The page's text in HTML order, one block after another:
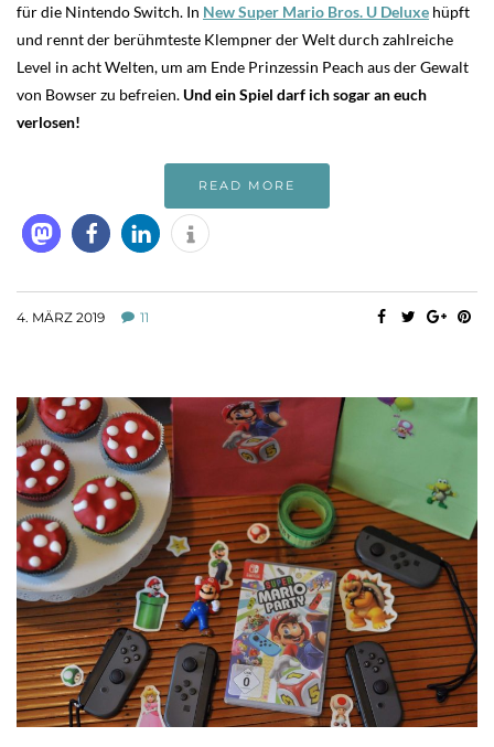
für die Nintendo Switch. In New Super Mario Bros. U Deluxe hüpft
und rennt der berühmteste Klempner der Welt durch zahlreiche
Level in acht Welten, um am Ende Prinzessin Peach aus der Gewalt
von Bowser zu befreien.Und ein Spiel darf ich sogar an euch
verlosen!
READ MORE
4. MÄRZ 2019 11